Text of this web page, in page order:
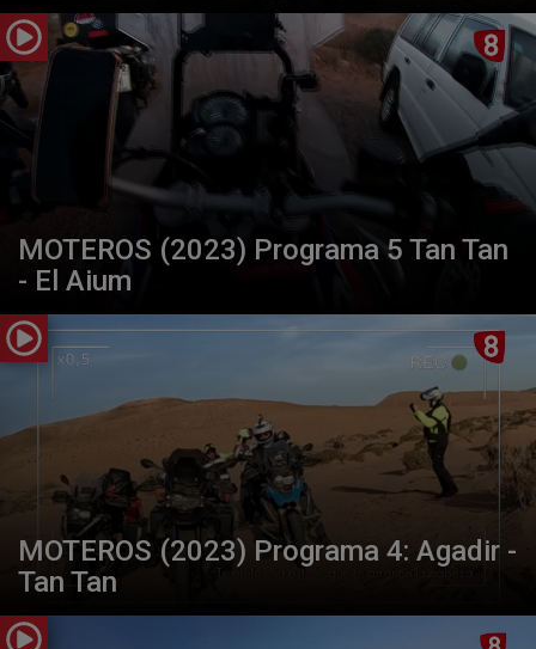
MOTEROS (2023) Programa 5 Tan Tan
- El Aium
MOTEROS (2023) Programa 4: Agadir -
Tan Tan